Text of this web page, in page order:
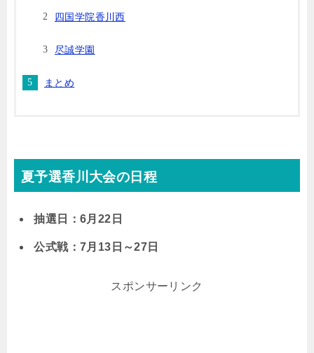
四国学院香川西
尽誠学園
まとめ
夏予選香川大会の日程
抽選日：6月22日
公式戦：7月13日～27日
スポンサーリンク